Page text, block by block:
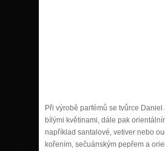
Při výrobě parfémů se tvůrce
bílými květinami, dále pak
například santalové, vetiver nebo
kořením, sečuánským pepřem a